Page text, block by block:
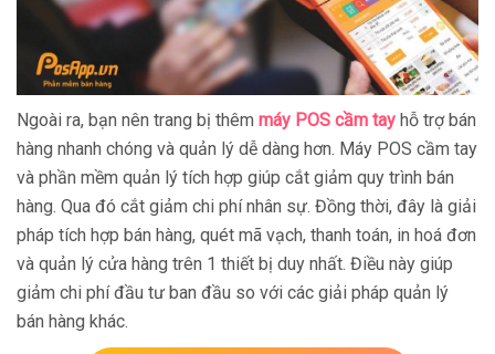
Ngoài ra, bạn nên trang bị thêm máy POS cầm tay hỗ trợ bán
hàng nhanh chóng và quản lý dễ dàng hơn. Máy POS cầm tay
và phần mềm quản lý tích hợp giúp cắt giảm quy trình bán
hàng. Qua đó cắt giảm chi phí nhân sự. Đồng thời, đây là giải
pháp tích hợp bán hàng, quét mã vạch, thanh toán, in hoá đơn
và quản lý cửa hàng trên 1 thiết bị duy nhất. Điều này giúp
giảm chi phí đầu tư ban đầu so với các giải pháp quản lý
bán hàng khác.